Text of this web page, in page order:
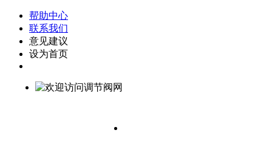
帮助中心
联系我们
意见建议
设为首页